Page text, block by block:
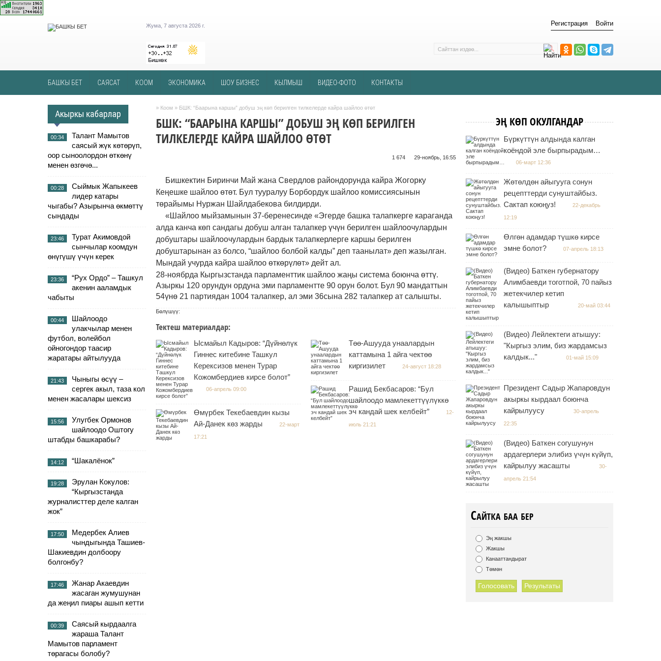
Жума, 7 августа 2026 г. Регистрация Войти
БАШКЫ БЕТ САЯСАТ КООМ ЭКОНОМИКА ШОУ БИЗНЕС КЫЛМЫШ ВИДЕО-ФОТО КОНТАКТЫ
Акыркы кабарлар
00:34
Талант Мамытов
саясый жүк көтөрүп,
оор сыноолордон өткөнү
менен өзгөчө...
00:28
Сыймык Жапыкеев
лидер катары
чыгабы? Азырынча өкмөттү
сындады
23:46
Турат Акимовдой
сынчылар коомдун
өнүгүшү үчүн керек
23:36
“Рух Ордо” – Ташкул
акенин ааламдык
чабыты
00:44
Шайлоодо
улакчылар менен
футбол, волейбол
ойногондор таасир
жаратары айтылууда
21:43
Чыныгы өсүү –
сергек акыл, таза кол
менен жасалары шексиз
15:56
Улугбек Ормонов
шайлоодо Оштогу
штабды башкарабы?
14:12 “Шакалёнок”
19:28
Эрулан Кокулов:
“Кыргызстанда
журналисттер деле калган
жок”
17:50
Медербек Алиев
чындыгында Ташиев-
Шакиевдин долбоору
болгонбу?
17:46
Жанар Акаевдин
жасаган жумушунан
да жеңил пиары ашып кетти
00:39
Саясый кырдаалга
жараша Талант
Мамытов парламент
төрагасы болобу?
» Коом » БШК: “Баарына каршы” добуш эң көп берилген тилкелерде кайра шайлоо өтөт
БШК: “БААРЫНА КАРШЫ” ДОБУШ ЭҢ КӨП БЕРИЛГЕН
ТИЛКЕЛЕРДЕ КАЙРА ШАЙЛОО ӨТӨТ
29-ноябрь, 16:55
1 674 ᠌ ᠌ ᠌ ᠌᠌ ᠌ ᠌᠌
Бишкектин Биринчи Май жана Свердлов райондорунда кайра Жогорку
Кеңешке шайлоо өтөт. Бул тууралуу Борбордук шайлоо комиссиясынын
төрайымы Нуржан Шайлдабекова билдирди.
«Шайлоо мыйзамынын 37-беренесинде «Эгерде башка талапкерге караганда
алда канча көп сандагы добуш алган талапкер үчүн берилген шайлоочулардын
добуштары шайлоочулардын бардык талапкерлерге каршы берилген
добуштарынан аз болсо, “шайлоо болбой калды” деп таанылат» деп жазылган.
Мындай учурда кайра шайлоо өткөрүлөт» дейт ал.
28-ноябрда Кыргызстанда парламенттик шайлоо жаңы система боюнча өттү.
Азыркы 120 орундун ордуна эми парламентте 90 орун болот. Бул 90 мандаттын
54үнө 21 партиядан 1004 талапкер, ал эми 36сына 282 талапкер ат салышты.
Бөлүшүү:
Тектеш материалдар:
Ысмайыл Кадыров: “Дүйнөлүк
Гиннес китебине Ташкул
Керексизов менен Турар
Кожомбердиев кирсе болот”
06-апрель 09:00
Өмүрбек Текебаевдин кызы
Ай-Данек көз жарды
22-март
17:21
Төө-Ашууда унаалардын
каттамына 1 айга чектөө
киргизилет
24-август 18:28
Рашид Бекбасаров: “Бул
шайлоодо мамлекеттүүлүккө
эч кандай шек келбейт”
12-
июль 21:21
ЭҢ КӨП ОКУЛГАНДАР
Бүркүттүн алдында калган
коёндой эле бырпырадым…
06-март 12:36
Жөтөлдөн айыгууга сонун
рецепттерди сунуштайбыз.
Сактап коюңуз!
22-декабрь
12:19
Өлгөн адамдар түшкө кирсе
эмне болот?
07-апрель 18:13
(Видео) Баткен губернатору
Алимбаевди тоготпой, 70 пайыз
жетекчилер кетип
калышыптыр
20-май 03:44
(Видео) Лейлектеги атышуу:
"Кыргыз элим, биз жардамсыз
калдык..."
01-май 15:09
Президент Садыр Жапаровдун
акыркы кырдаал боюнча
кайрылуусу
30-апрель
22:35
(Видео) Баткен согушунун
ардагерлери элибиз үчүн күйүп,
кайрылуу жасашты
30-
апрель 21:54
Сайтка баа бер
Эң жакшы
Жакшы
Канааттандырат
Төмөн
Голосовать Результаты